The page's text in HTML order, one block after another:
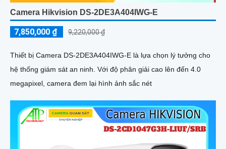
Camera Hikvision DS-2DE3A404IWG-E
7,850,000 ₫ 9,220,000 ₫
Thiết bị Camera DS-2DE3A404IWG-E là lựa chọn lý tưởng cho
hệ thống giám sát an ninh. Với độ phân giải cao lên đến 4.0
megapixel, camera đem lại hình ảnh sắc nét